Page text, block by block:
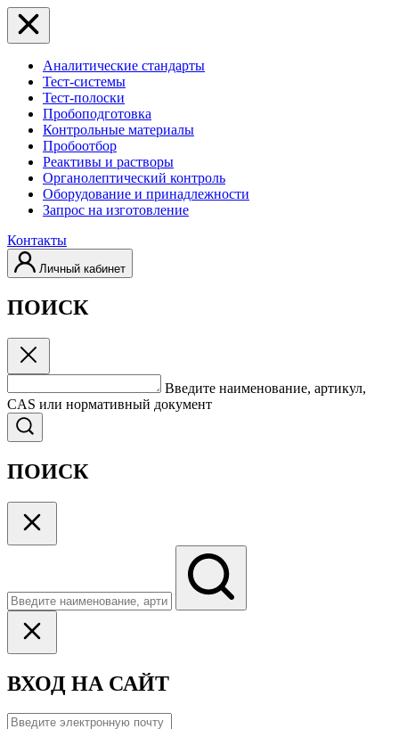
Аналитические стандарты
Тест-системы
Тест-полоски
Пробоподготовка
Контрольные материалы
Пробоотбор
Реактивы и растворы
Органолептический контроль
Оборудование и принадлежности
Запрос на изготовление
Контакты
Личный кабинет
ПОИСК
Введите наименование, артикул,
CAS или нормативный документ
ПОИСК
ВХОД НА САЙТ